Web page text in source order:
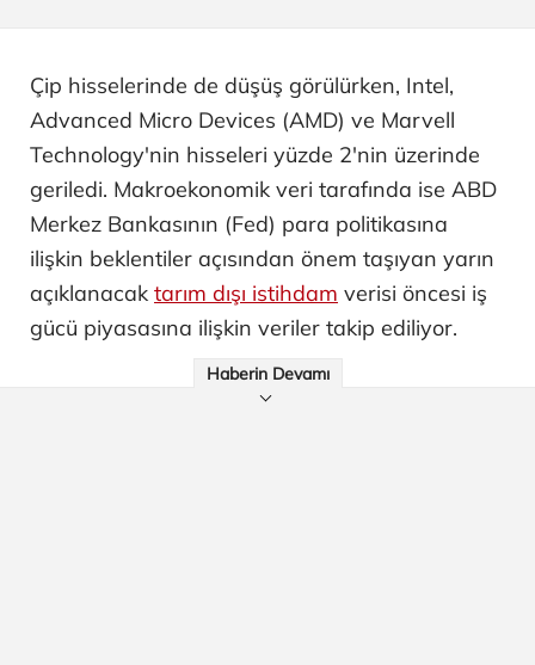
Çip hisselerinde de düşüş görülürken, Intel,
Advanced Micro Devices (AMD) ve Marvell
Technology'nin hisseleri yüzde 2'nin üzerinde
geriledi. Makroekonomik veri tarafında ise ABD
Merkez Bankasının (Fed) para politikasına
ilişkin beklentiler açısından önem taşıyan yarın
açıklanacak tarım dışı istihdam verisi öncesi iş
gücü piyasasına ilişkin veriler takip ediliyor.
Haberin Devamı